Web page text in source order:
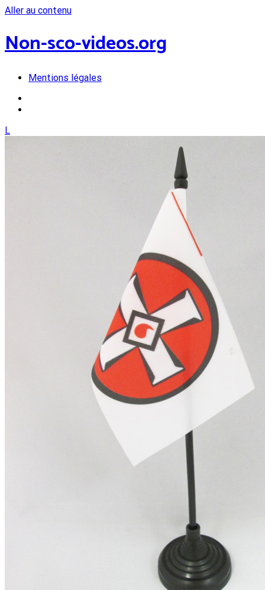
Aller au contenu
Non-sco-videos.org
Mentions légales
L